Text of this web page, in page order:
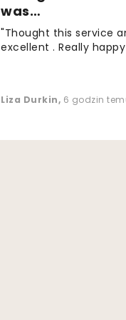
was…
"Thought this service
excellent . Really
Liza Durkin, 6 godzin